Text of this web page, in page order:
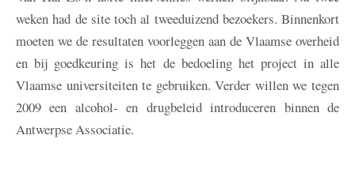
weken had de site toch al tweeduizend bezoekers. Binnenkort
moeten we de resultaten voorleggen aan de Vlaamse overheid
en bij goedkeuring is het de bedoeling het project in alle
Vlaamse universiteiten te gebruiken. Verder willen we tegen
2009 een alcohol- en drugbeleid introduceren binnen de
Antwerpse Associatie.